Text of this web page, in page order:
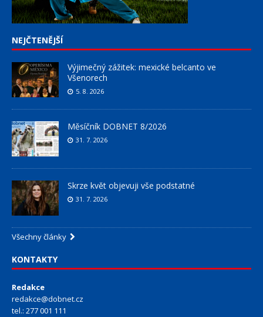
NEJČTENĚJŠÍ
Výjimečný zážitek: mexické belcanto ve
Všenorech
5. 8. 2026
Měsíčník DOBNET 8/2026
31. 7. 2026
Skrze květ objevuji vše podstatné
31. 7. 2026
Všechny články
KONTAKTY
Redakce
redakce@dobnet.cz
tel.: 277 001 111